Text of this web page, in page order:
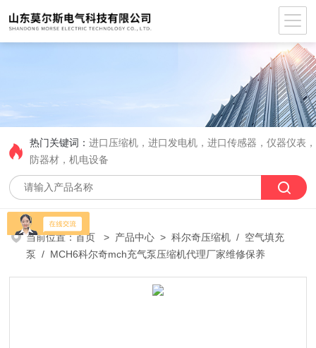
热门关键词：进口压缩机，进口发电机，进口传感器，仪器仪表
防器材，机电设备
当前位置：首页 > 产品中心 >科尔奇压缩机 / 空气填充
泵 / MCH6科尔奇mch充气泵压缩机代理厂家维修保养